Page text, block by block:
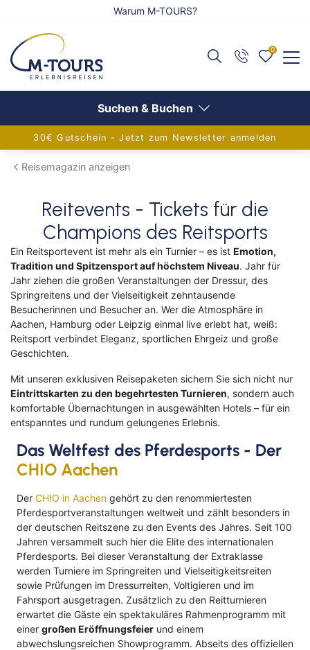
Warum M-TOURS?
0
Suchen & Buchen
30€ Gutschein - Jetzt zum Newsletter anmelden
Zurück
Reiseangebote anzeigen
Alleinreisende
Aktivreisen
Eventreisen
Gruppenreisen
Klassische Konzerte
Kunst, Kultur & Kulinarik
Nord- & Ostsee
Opernreisen
Sehenswürdigkeiten entdecken
Silvesterreisen
Sportreisen
Städtereisen
Wellness Kurzurlaub
Zurück
Flug anzeigen
Griechenland
Europa
Frankreich
Inseln im Mittelmeer
Italien
Portugal
Skandinavien
Spanien
Fernreisen
Reiseziele entdecken
Zurück
Schiff anzeigen
AIDA Verlockung der Woche
Flusskreuzfahrten
Adventskreuzfahrt
Europa-Kreuzfahrten
Flusskreuzfahrt mit
Haustürabholung
Hochseekreuzfahrten
Hurtigruten
Loire Kreuzfahrt
Mein Schiff Kombireisen
Mosel Kreuzfahrten
Reedereien
Rhein-Kreuzfahrten
Flusskreuzfahrten Last Minute
Kreuzfahrten Last Minute
Reisemagazin anzeigen
Reitevents - Tickets für die
Champions des Reitsports
Ein Reitsportevent ist mehr als ein Turnier – es ist Emotion,
Tradition und Spitzensport auf höchstem Niveau. Jahr für
Jahr ziehen die großen Veranstaltungen der Dressur, des
Springreitens und der Vielseitigkeit zehntausende
Besucherinnen und Besucher an. Wer die Atmosphäre in
Aachen, Hamburg oder Leipzig einmal live erlebt hat, weiß:
Reitsport verbindet Eleganz, sportlichen Ehrgeiz und große
Geschichten.
Mit unseren exklusiven Reisepaketen sichern Sie sich nicht nur
Eintrittskarten zu den begehrtesten Turnieren, sondern auch
komfortable Übernachtungen in ausgewählten Hotels – für ein
entspanntes und rundum gelungenes Erlebnis.
Das Weltfest des Pferdesports - Der
CHIO Aachen
Der CHIO in Aachen gehört zu den renommiertesten
Pferdesportveranstaltungen weltweit und zählt besonders in
der deutschen Reitszene zu den Events des Jahres. Seit 100
Jahren versammelt such hier die Elite des internationalen
Pferdesports. Bei dieser Veranstaltung der Extraklasse
werden Turniere im Springreiten und Vielseitigkeitsreiten
sowie Prüfungen im Dressurreiten, Voltigieren und im
Fahrsport ausgetragen. Zusätzlich zu den Reitturnieren
erwartet die Gäste ein spektakuläres Rahmenprogramm mit
einer großen Eröffnungsfeier und einem
abwechslungsreichen Showprogramm. Abseits des offiziellen